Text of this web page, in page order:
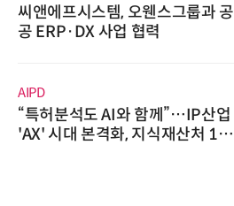
씨앤에프시스템, 오웬스그룹과 공
공 ERP·DX 사업 협력
AIPD
“특허분석도 AI와 함께”…IP산업
'AX' 시대 본격화, 지식재산처 1호